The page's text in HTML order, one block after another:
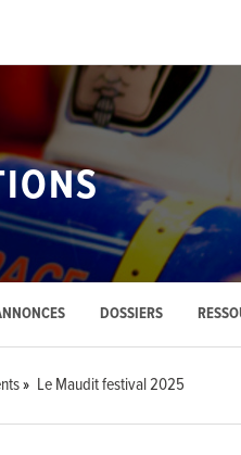
DOSSIERS
Le Maudit festival 2025